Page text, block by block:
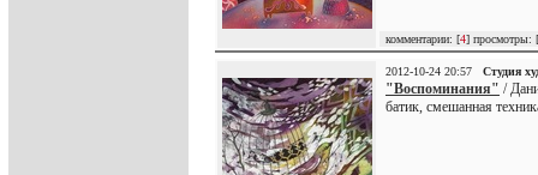
комментарии: [4] просмотры: [
2012-10-24 20:57 Студия
"Воспоминания" /
батик, смешанная